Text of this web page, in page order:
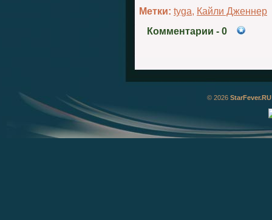
Метки: tyga, Кайли Дженнер
Комментарии - 0
© 2026 StarFever.RU